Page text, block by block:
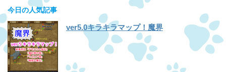
今日の人気記事
ver5.0キラキラマップ！魔界